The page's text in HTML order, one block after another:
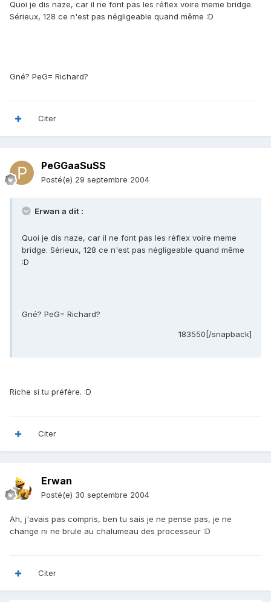
Quoi je dis naze, car il ne font pas les réflex voire meme bridge.
Sérieux, 128 ce n'est pas négligeable quand même :D
Gné? PeG= Richard?
Citer
PeGGaaSuSS
Posté(e) 29 septembre 2004
Erwan a dit :
Quoi je dis naze, car il ne font pas les réflex voire meme
bridge. Sérieux, 128 ce n'est pas négligeable quand même
:D
Gné? PeG= Richard?
183550[/snapback]
Riche si tu préfère. :D
Citer
Erwan
Posté(e) 30 septembre 2004
Ah, j'avais pas compris, ben tu sais je ne pense pas, je ne
change ni ne brule au chalumeau des processeur :D
Citer